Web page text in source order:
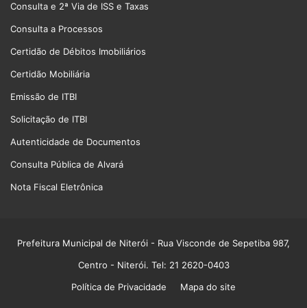
Consulta e 2ª Via de ISS e Taxas
Consulta a Processos
Certidão de Débitos Imobiliários
Certidão Mobiliária
Emissão de ITBI
Solicitação de ITBI
Autenticidade de Documentos
Consulta Pública de Alvará
Nota Fiscal Eletrônica
Prefeitura Municipal de Niterói - Rua Visconde de Sepetiba 987,
Centro - Niterói. Tel: 21 2620-0403
Política de Privacidade
Mapa do site